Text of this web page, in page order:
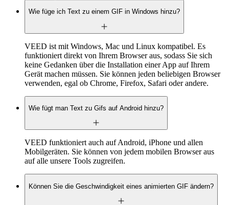
Wie füge ich Text zu einem GIF in Windows hinzu?
VEED ist mit Windows, Mac und Linux kompatibel. Es
funktioniert direkt von Ihrem Browser aus, sodass Sie sich
keine Gedanken über die Installation einer App auf Ihrem
Gerät machen müssen. Sie können jeden beliebigen Browser
verwenden, egal ob Chrome, Firefox, Safari oder andere.
Wie fügt man Text zu Gifs auf Android hinzu?
VEED funktioniert auch auf Android, iPhone und allen
Mobilgeräten. Sie können von jedem mobilen Browser aus
auf alle unsere Tools zugreifen.
Können Sie die Geschwindigkeit eines animierten GIF ändern?